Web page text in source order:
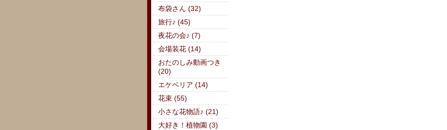
布袋さん (32)
旅行♪ (45)
夜花の会♪ (7)
会場装花 (14)
おたのしみ動画つき
(20)
エケベリア (14)
花束 (55)
小さな花物語♪ (21)
大好き！植物園 (3)